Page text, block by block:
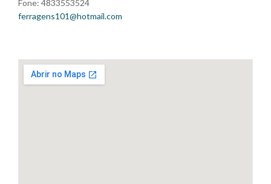
Fone: 4833553524
ferragens101@hotmail.com